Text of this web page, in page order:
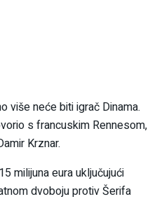
više neće biti igrač Dinama.
s francuskim Rennesom,
Krznar.
milijuna eura uključujući
dvoboju protiv Šerifa